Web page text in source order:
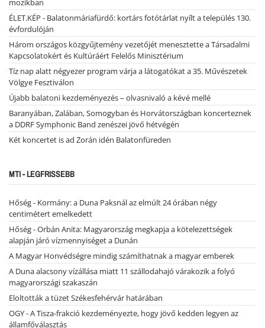
mozikban
ÉLET.KÉP - Balatonmáriafürdő: kortárs fotótárlat nyílt a település 130.
évfordulóján
Három országos közgyűjtemény vezetőjét menesztette a Társadalmi
Kapcsolatokért és Kultúráért Felelős Minisztérium
Tíz nap alatt négyezer program várja a látogatókat a 35. Művészetek
Völgye Fesztiválon
Újabb balatoni kezdeményezés – olvasnivaló a kévé mellé
Baranyában, Zalában, Somogyban és Horvátországban koncerteznek
a DDRF Symphonic Band zenészei jövő hétvégén
Két koncertet is ad Zorán idén Balatonfüreden
MTI - LEGFRISSEBB
Hőség - Kormány: a Duna Paksnál az elmúlt 24 órában négy
centimétert emelkedett
Hőség - Orbán Anita: Magyarország megkapja a kötelezettségek
alapján járó vízmennyiséget a Dunán
A Magyar Honvédségre mindig számíthatnak a magyar emberek
A Duna alacsony vízállása miatt 11 szállodahajó várakozik a folyó
magyarországi szakaszán
Eloltották a tüzet Székesfehérvár határában
OGY - A Tisza-frakció kezdeményezte, hogy jövő kedden legyen az
államfőválasztás